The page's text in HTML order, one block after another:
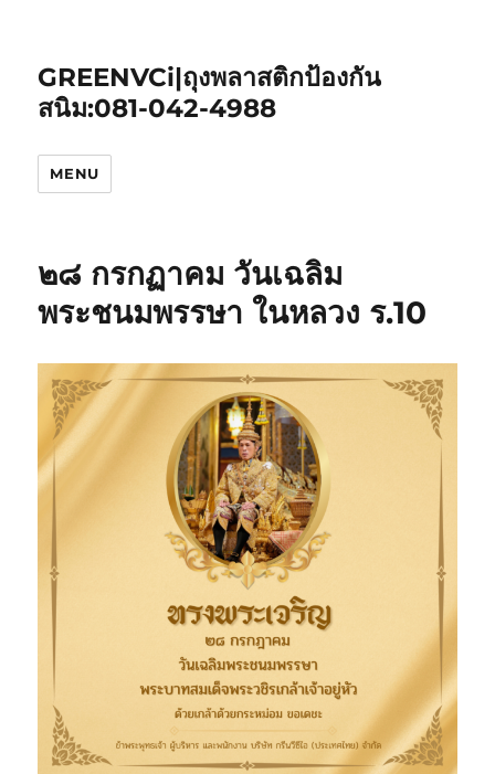
GREENVCi|ถุงพลาสติกป้องกัน
สนิม:081-042-4988
MENU
๒๘ กรกฏาคม วันเฉลิม
พระชนมพรรษา ในหลวง ร.10